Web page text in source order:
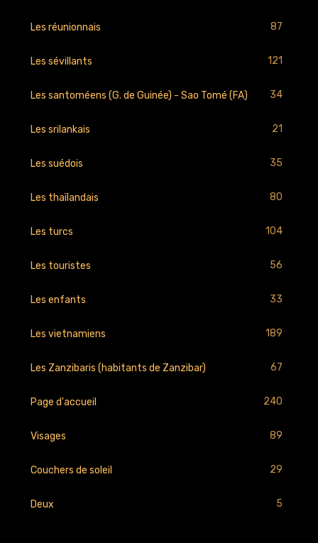
Les réunionnais 87
Les sévillants 121
Les santoméens (G. de Guinée) - Sao Tomé (FA) 34
Les srilankais 21
Les suédois 35
Les thaïlandais 80
Les turcs 104
Les touristes 56
Les enfants 33
Les vietnamiens 189
Les Zanzibaris (habitants de Zanzibar) 67
Page d'accueil 240
Visages 89
Couchers de soleil 29
Deux 5